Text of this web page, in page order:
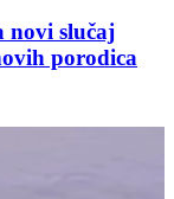
novi slučaj
porodica